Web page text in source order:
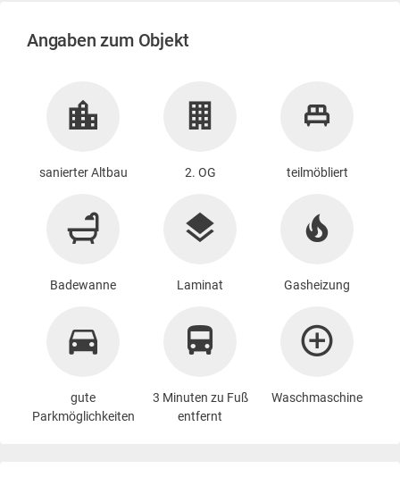
Angaben zum Objekt
sanierter Altbau 2. OG teilmöbliert
Badewanne Laminat Gasheizung
gute
Parkmöglichkeiten
3 Minuten zu Fuß
entfernt
Waschmaschine